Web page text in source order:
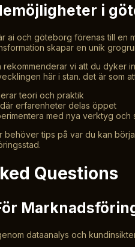
i
ai och göteborg förenas till en
skapar en unik
rekommenderar vi att du dyker
här i stan. det är som
teori och praktik
erfarenheter delas öppet
med nya verktyg och
behöver tips på var du kan
Questions
dataanalys och